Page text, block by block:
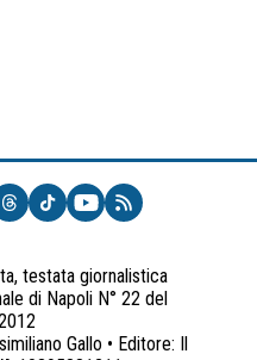
testata giornalistica
di Napoli N° 22 del
Gallo • Editore: Il